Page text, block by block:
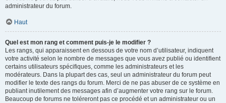
administrateur du forum.
Haut
Quel est mon rang et comment puis-je le modifier ?
Les rangs, qui apparaissent en dessous de votre nom d’utilisateur, indiquent
votre activité selon le nombre de messages que vous avez publié ou identifient
certains utilisateurs spécifiques, comme les administrateurs et les
modérateurs. Dans la plupart des cas, seul un administrateur du forum peut
modifier le texte des rangs du forum. Merci de ne pas abuser de ce système en
publiant inutilement des messages afin d’augmenter votre rang sur le forum.
Beaucoup de forums ne toléreront pas ce procédé et un administrateur ou un